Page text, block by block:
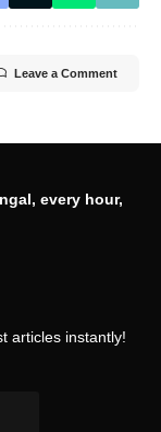
Leave a Comment
every hour,
articles instantly!